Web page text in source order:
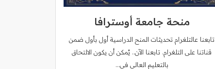
منحة جامعة أوسترافا
تابعنا عالتلغرام تحديثات المنح الدراسية أول بأول ضمن
قناتنا على التلغرام. تابعنا الآن.. يُمكن أن يكون الالتحاق
بالتعليم العالي في…